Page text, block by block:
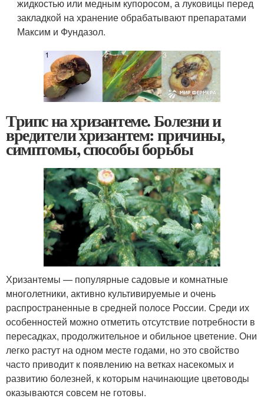
жидкостью или медным купоросом, а луковицы перед
закладкой на хранение обрабатывают препаратами
Максим и Фундазол.
Трипс на хризантеме. Болезни и
вредители хризантем: причины,
симптомы, способы борьбы
Хризантемы — популярные садовые и комнатные
многолетники, активно культивируемые и очень
распространенные в средней полосе России. Среди их
особенностей можно отметить отсутствие потребности в
пересадках, продолжительное и обильное цветение. Они
легко растут на одном месте годами, но это свойство
часто приводит к появлению на ветках насекомых и
развитию болезней, к которым начинающие цветоводы
оказываются совсем не готовы.